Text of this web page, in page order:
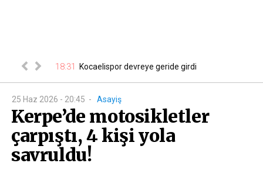
18:31 Kocaelispor devreye geride girdi
25 Haz 2026 - 20:45 - Asayiş
Kerpe’de motosikletler
çarpıştı, 4 kişi yola
savruldu!